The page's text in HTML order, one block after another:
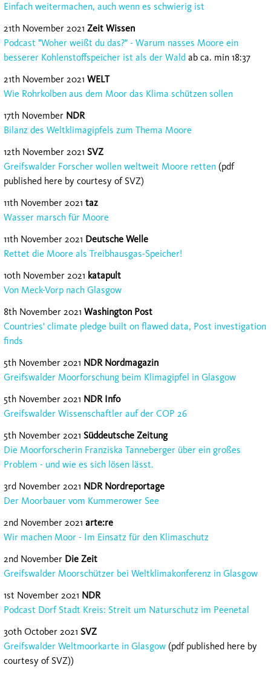
Einfach weitermachen, auch wenn es schwierig ist
21th November 2021 Zeit Wissen
Podcast "Woher weißt du das?" - Warum nasses Moore ein
besserer Kohlenstoffspeicher ist als der Wald ab ca. min 18:37
21th November 2021 WELT
Wie Rohrkolben aus dem Moor das Klima schützen sollen
17th November NDR
Bilanz des Weltklimagipfels zum Thema Moore
12th November 2021 SVZ
Greifswalder Forscher wollen weltweit Moore retten (pdf
published here by courtesy of SVZ)
11th November 2021 taz
Wasser marsch für Moore
11th November 2021 Deutsche Welle
Rettet die Moore als Treibhausgas-Speicher!
10th November 2021 katapult
Von Meck-Vorp nach Glasgow
8th November 2021 Washington Post
Countries' climate pledge built on flawed data, Post investigation
finds
5th November 2021 NDR Nordmagazin
Greifswalder Moorforschung beim Klimagipfel in Glasgow
5th November 2021 NDR Info
Greifswalder Wissenschaftler auf der COP 26
5th November 2021 Süddeutsche Zeitung
Die Moorforscherin Franziska Tanneberger über ein großes
Problem - und wie es sich lösen lässt.
3rd November 2021 NDR Nordreportage
Der Moorbauer vom Kummerower See
2nd November 2021 arte:re
Wir machen Moor - Im Einsatz für den Klimaschutz
2nd November Die Zeit
Greifswalder Moorschützer bei Weltklimakonferenz in Glasgow
1st November 2021 NDR
Podcast Dorf Stadt Kreis: Streit um Naturschutz im Peenetal
30th October 2021 SVZ
Greifswalder Weltmoorkarte in Glasgow (pdf published here by
courtesy of SVZ))